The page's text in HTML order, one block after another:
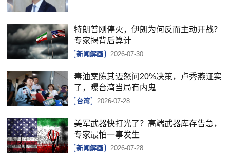
特朗普刚停火，伊朗为何反而主动开战？
专家揭背后算计
新闻解画 2026-07-30
毒油案陈其迈怒问20%决策，卢秀燕证实
了，曝台湾当局有内鬼
台湾 2026-07-28
美军武器快打光了？高端武器库存告急，
专家最怕一事发生
新闻解画 2026-07-28